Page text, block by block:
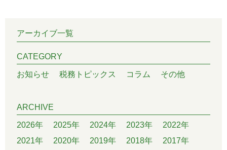
アーカイブ一覧
CATEGORY
お知らせ 税務トピックス コラム その他
ARCHIVE
2026年 2025年 2024年 2023年
2022年
2021年
2020年 2019年 2018年
2017年